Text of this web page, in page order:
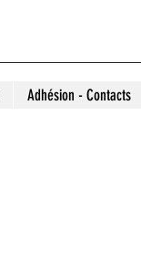
Adhésion - Contacts